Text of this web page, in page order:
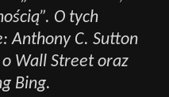
O tych
Anthony C. Sutton
Wall Street oraz
Bing.